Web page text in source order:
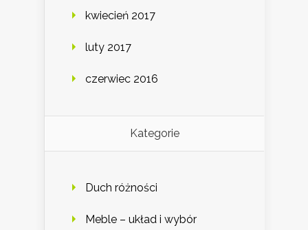
kwiecień 2017
luty 2017
czerwiec 2016
Kategorie
Duch różności
Meble – układ i wybór